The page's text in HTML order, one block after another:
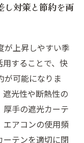
し対策と節約を両
が上昇しやすい季
することで、快
が可能になりま
光性や断熱性の
手の遮光カーテ
エアコンの使用頻
テンを適切に閉